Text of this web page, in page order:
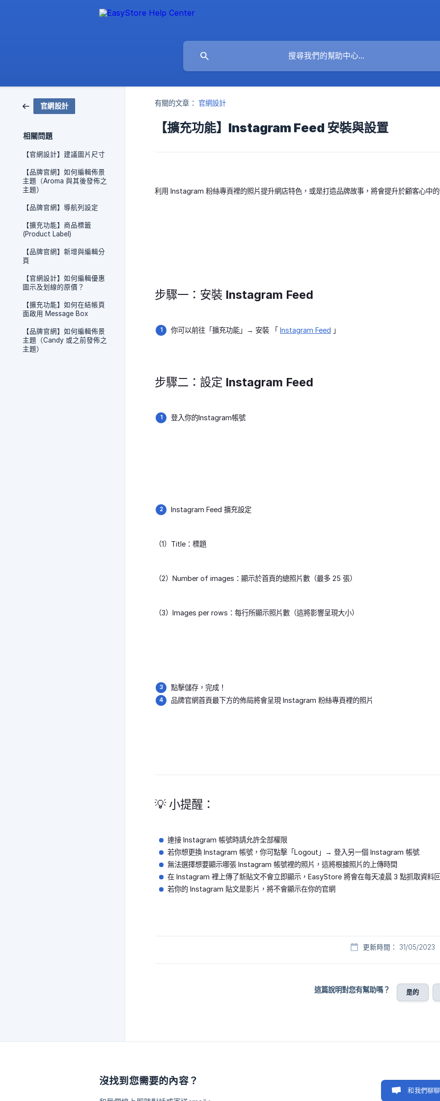
官網設計
相關問題
【官網設計】建議圖片尺寸
【品牌官網】如何編輯佈景
主題（Aroma 與其後發佈之
主題）
【品牌官網】導航列設定
【擴充功能】商品標籤
(Product Label)
【品牌官網】新增與編輯分
頁
【官網設計】如何編輯優惠
圖示及划線的原價？
【擴充功能】如何在結帳頁
面啟用 Message Box
【品牌官網】如何編輯佈景
主題（Candy 或之前發佈之
主題）
有關的文章： 官網設計
【擴充功能】Instagram Feed 安裝與設置
利用 Instagram 粉絲專頁裡的照片提升網店特色，或是打造品牌故事，將會提升於顧客心中
步驟一：安裝 Instagram Feed
你可以前往「擴充功能」→ 安裝 「 Instagram Feed 」
步驟二：設定 Instagram Feed
登入你的Instagram帳號
Instagram Feed 擴充設定
（1）Title：標題
（2）Number of images：顯示於首頁的總照片數（最多 25 張）
（3）Images per rows：每行所顯示照片數（這將影響呈現大小）
點擊儲存，完成！
品牌官網首頁最下方的佈局將會呈現 Instagram 粉絲專頁裡的照片
💡 小提醒：
連接 Instagram 帳號時請允許全部權限
若你想更換 Instagram 帳號，你可點擊「Logout」→ 登入另一個 Instagram 帳號
無法選擇想要顯示哪張 Instagram 帳號裡的照片，這將根據照片的上傳時間
在 Instagram 裡上傳了新貼文不會立即顯示，EasyStore 將會在每天凌晨 3 點抓取資料
若你的 Instagram 貼文是影片，將不會顯示在你的官網
更新時間： 31/05/2023
這篇說明對您有幫助嗎？ 是的
沒找到您需要的內容？
和我們聊聊